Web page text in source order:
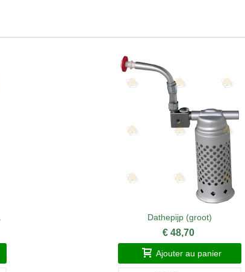
Dathepijp (groot)
€ 48,70
Ajouter au panier